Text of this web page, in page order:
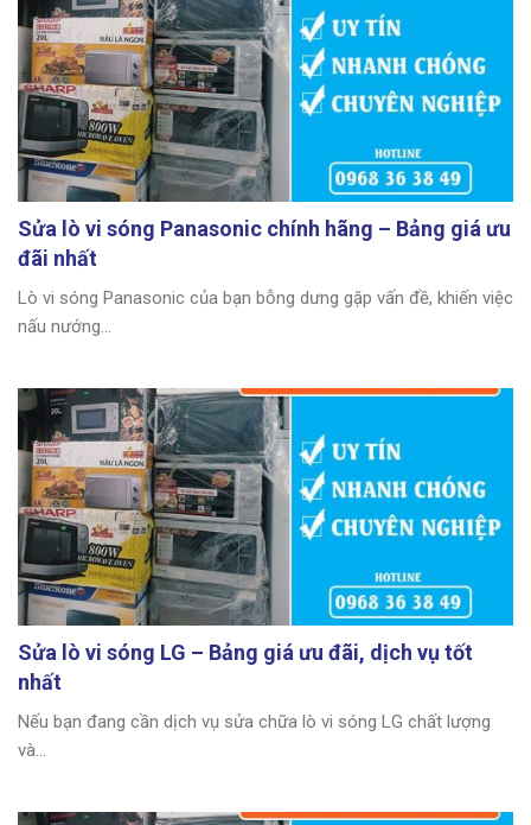
Sửa lò vi sóng Panasonic chính hãng – Bảng giá ưu
đãi nhất
Lò vi sóng Panasonic của bạn bỗng dưng gặp vấn đề, khiến việc
nấu nướng...
Sửa lò vi sóng LG – Bảng giá ưu đãi, dịch vụ tốt
nhất
Nếu bạn đang cần dịch vụ sửa chữa lò vi sóng LG chất lượng
và...